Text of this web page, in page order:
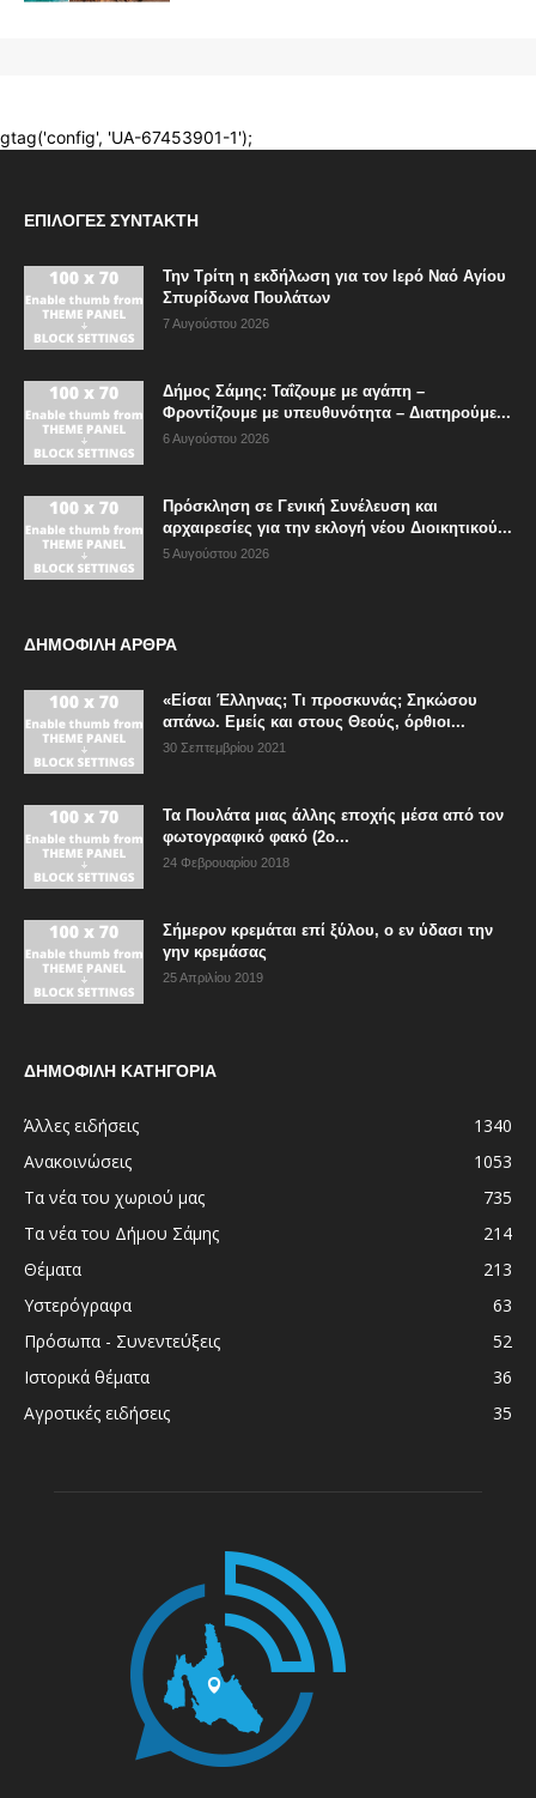
ΕΠΙΛΟΓΈΣ ΣΥΝΤΆΚΤΗ
Την Τρίτη η εκδήλωση για τον Ιερό Ναό Αγίου
Σπυρίδωνα Πουλάτων
7 Αυγούστου 2026
Δήμος Σάμης: Ταΐζουμε με αγάπη –
Φροντίζουμε με υπευθυνότητα – Διατηρούμε...
6 Αυγούστου 2026
Πρόσκληση σε Γενική Συνέλευση και
αρχαιρεσίες για την εκλογή νέου Διοικητικού...
5 Αυγούστου 2026
ΔΗΜΟΦΙΛΗ ΑΡΘΡΑ
«Είσαι Έλληνας; Τι προσκυνάς; Σηκώσου
απάνω. Εμείς και στους Θεούς, όρθιοι...
30 Σεπτεμβρίου 2021
Τα Πουλάτα μιας άλλης εποχής μέσα από τον
φωτογραφικό φακό (2ο...
24 Φεβρουαρίου 2018
Σήμερον κρεμάται επί ξύλου, ο εν ύδασι την
γην κρεμάσας
25 Απριλίου 2019
ΔΗΜΟΦΙΛΗ ΚΑΤΗΓΟΡΙΑ
Άλλες ειδήσεις
1340
Ανακοινώσεις
1053
Τα νέα του χωριού μας
735
Τα νέα του Δήμου Σάμης
214
Θέματα
213
Υστερόγραφα
63
Πρόσωπα - Συνεντεύξεις
52
Ιστορικά θέματα
36
Αγροτικές ειδήσεις
35